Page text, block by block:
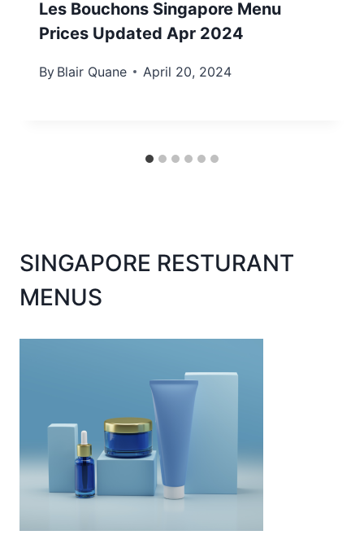
Les Bouchons Singapore Menu
Prices Updated Apr 2024
By Blair Quane April 20, 2024
SINGAPORE RESTURANT
MENUS